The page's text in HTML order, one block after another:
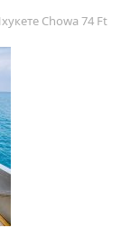
Chowa 74 Ft